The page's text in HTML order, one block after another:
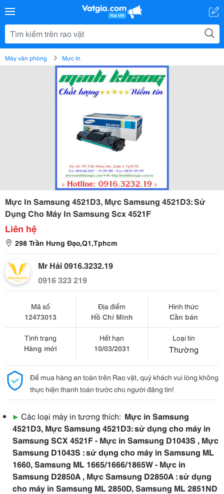
Máy văn phòng Mực In
Mực In Samsung 4521D3, Mực Samsung 4521D3: Sử
Dụng Cho Máy In Samsung Scx 4521F
Liên hệ
298 Trần Hưng Đạo,Q1,Tphcm
Mr Hải 0916.3232.19
0916 323 219
Mã số
12473013
Địa điểm
Hồ Chí Minh
Hình thức
Cần bán
Tình trạng
Hàng mới
Hết hạn
10/03/2031
Loại tin
Thường
Để mua hàng an toàn trên Rao vặt, quý khách vui lòng không
thực hiện thanh toán trước cho người đăng tin!
▶ Các loại máy in tương thích: Mực in Samsung
4521D3, Mực Samsung 4521D3: sử dụng cho máy in
Samsung SCX 4521F - Mực in Samsung D1043S , Mực
Samsung D1043S : sử dụng cho máy in Samsung ML
1660, Samsung ML 1665/1666/1865W - Mực in
Samsung D2850A , Mực Samsung D2850A : sử dụng
cho máy in Samsung ML 2850D, Samsung ML 2851ND